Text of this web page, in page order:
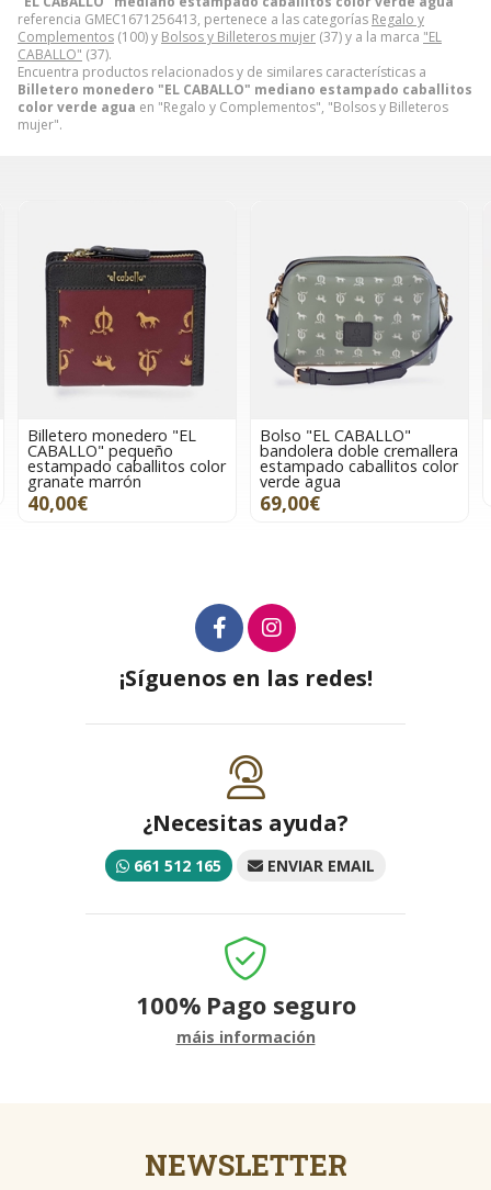
referencia GMEC1671256413, pertenece a las categorías Regalo y
Complementos (100) y Bolsos y Billeteros mujer (37) y a la marca "EL
CABALLO" (37).
Encuentra productos relacionados y de similares características a
Billetero monedero "EL CABALLO" mediano estampado caballitos
color verde agua en "Regalo y Complementos", "Bolsos y Billeteros
mujer".
Billetero monedero "EL
CABALLO" pequeño
estampado caballitos color
granate marrón
40,00€
Bolso "EL CABALLO"
bandolera doble cremallera
estampado caballitos color
verde agua
69,00€
¡Síguenos en las redes!
¿Necesitas ayuda?
661 512 165 ENVIAR EMAIL
100% Pago seguro
máis información
NEWSLETTER